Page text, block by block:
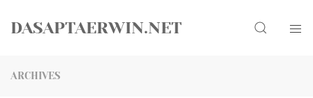
DASAPTAERWIN.NET Search
ARCHIVES